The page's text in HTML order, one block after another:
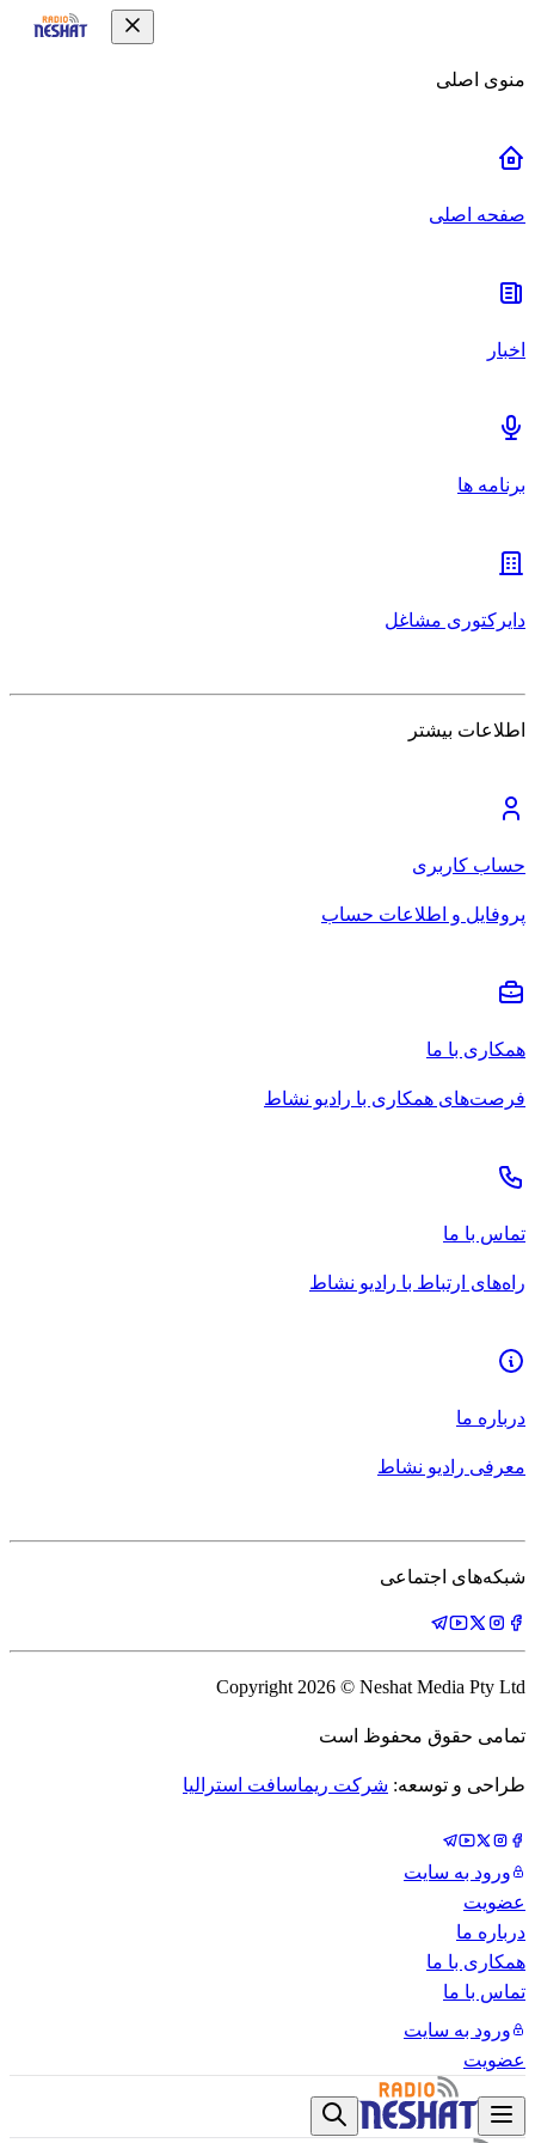
منوی اصلی
صفحه اصلی
اخبار
برنامه ها
دایرکتوری مشاغل
اطلاعات بیشتر
حساب کاربری
پروفایل و اطلاعات حساب
همکاری با ما
فرصت‌های همکاری با رادیو نشاط
تماس با ما
راه‌های ارتباط با رادیو نشاط
درباره ما
معرفی رادیو نشاط
شبکه‌های اجتماعی
Copyright 2026 © Neshat Media Pty Ltd
تمامی حقوق محفوظ است
طراحی و توسعه: شرکت ریماسافت استرالیا
ورود به سایت
عضویت
درباره ما
همکاری با ما
تماس با ما
ورود به سایت
عضویت